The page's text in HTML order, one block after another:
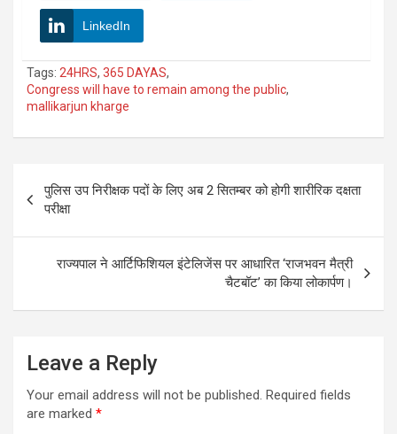
LinkedIn
Tags: 24HRS, 365 DAYAS,
Congress will have to remain among the public,
mallikarjun kharge
navigation
पुलिस उप निरीक्षक पदों के लिए अब 2 सितम्बर को होगी शारीरिक दक्षता
परीक्षा
राज्यपाल ने आर्टिफिशियल इंटेलिजेंस पर आधारित ‘राजभवन मैत्री
चैटबॉट’ का किया लोकार्पण।
Leave a Reply
Your email address will not be published. Required fields
are marked *